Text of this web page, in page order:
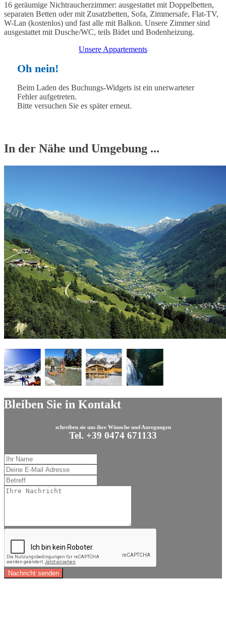
16 geräumige Nichtraucherzimmer: ausgestattet mit Doppelbetten,
separaten Betten oder mit Zusatzbetten, Sofa, Zimmersafe, Flat-TV,
W-Lan (kostenlos) und fast alle mit Balkon. Unsere Zimmer sind
ausgestattet mit Dusche/WC, teils Bidet und Bodenheizung.
Unsere Appartements
Oh nein!
Beim Laden des Buchungs-Widgets ist ein unerwarteter
Fehler aufgetreten.
Bitte versuchen Sie es später erneut.
In der Nähe und Umgebung ...
Bleiben Sie in Kontakt
schreiben sie uns ihre Wünsche und Anregungen
Tel. +39 0474 671133
Nachricht senden